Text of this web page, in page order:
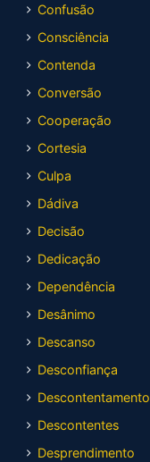
Confusão
Consciência
Contenda
Conversão
Cooperação
Cortesia
Culpa
Dádiva
Decisão
Dedicação
Dependência
Desânimo
Descanso
Desconfiança
Descontentamento
Descontentes
Desprendimento